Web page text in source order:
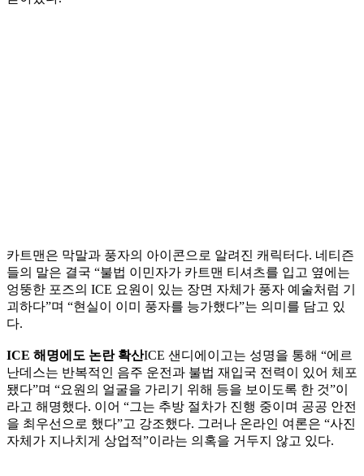
카트맨은 막말과 풍자의 아이콘으로 알려진 캐릭터다. 네티즌
들의 말은 결국 “불법 이민자가 카트맨 티셔츠를 입고 옆에는
엉뚱한 포즈의 ICE 요원이 있는 장면 자체가 풍자 예술처럼 기
괴하다”며 “현실이 이미 풍자를 능가했다”는 의미를 담고 있
다.
ICE 해명에도 논란 확산ICE 샌디에이고는 성명을 통해 “에르
난데스는 반복적인 음주 운전과 불법 재입국 전력이 있어 체포
됐다”며 “요원의 얼굴을 가리기 위해 등을 보이도록 한 것”이
라고 해명했다. 이어 “그는 추방 절차가 진행 중이며 공공 안전
을 최우선으로 했다”고 강조했다. 그러나 온라인 여론은 “사진
자체가 지나치게 상업적”이라는 의혹을 거두지 않고 있다.